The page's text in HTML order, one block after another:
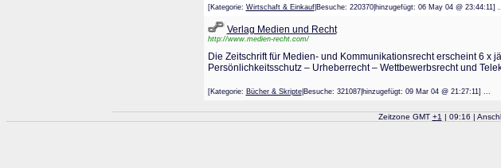
[Kategorie: Wirtschaft & Einkauf|Besuche: 220370|hinzugefügt: 06 May 04 @
Verlag Medien und Recht
http://www.medien-recht.com/
Die Zeitschrift für Medien- und Kommunikationsrecht erscheint 6
Persönlichkeitsschutz – Urheberrecht – Wettbewerbsrecht und
[Kategorie: Bücher & Skripte|Besuche: 321087|hinzugefügt: 09 Mar 04 @
Zeitzone GMT +1 | 09:16 |